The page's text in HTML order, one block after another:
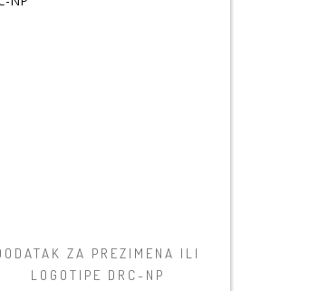
ZA PREZIMENA ILI
LOGOTIPE DRC-NP